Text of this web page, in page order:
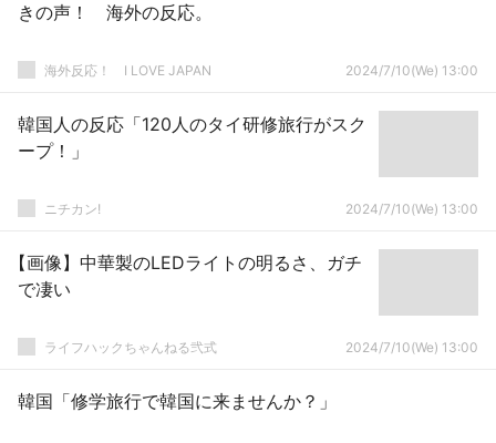
きの声！ 海外の反応。
海外反応！ I LOVE JAPAN 2024/7/10(We) 13:00
韓国人の反応「120人のタイ研修旅行がスク
ープ！」
ニチカン! 2024/7/10(We) 13:00
【画像】中華製のLEDライトの明るさ、ガチ
で凄い
ライフハックちゃんねる弐式 2024/7/10(We) 13:00
韓国「修学旅行で韓国に来ませんか？」